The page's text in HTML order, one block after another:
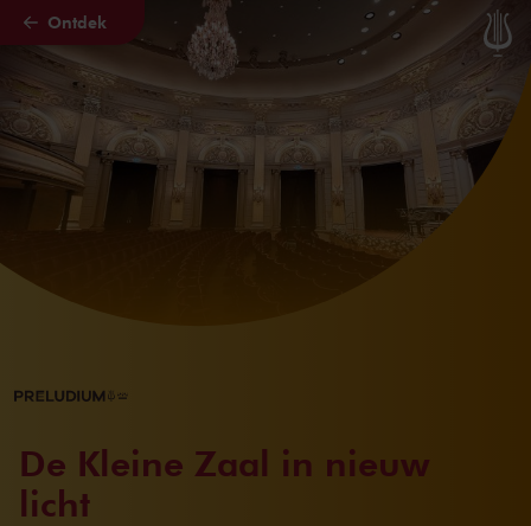
Naar hoofdcontent
Ontdek
De Kleine Zaal in nieuw
licht